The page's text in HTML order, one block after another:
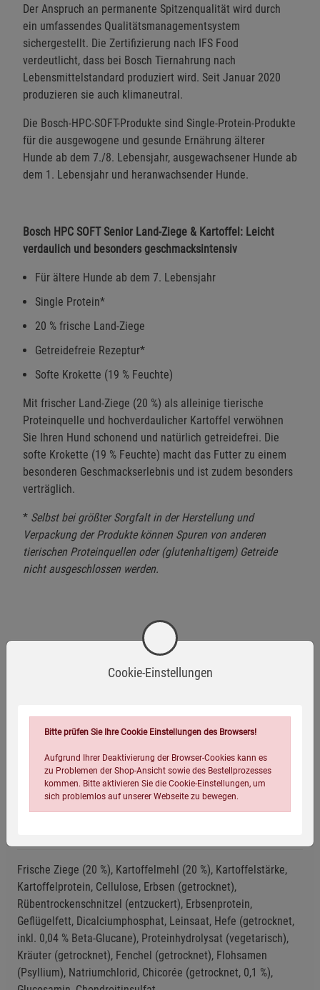
Der Anspruch an permanente Spitzenqualität wird durch
ein umfassendes Qualitätsmanagementsystem
sichergestellt. Die Zertifizierung nach IFS Food
verdeutlicht, dass bei Bosch Tiernahrung nach
Lebensmittelstandard produziert wird. Seit Januar 2020
produzieren sie auch klimaneutral.
Die Bosch-HPC-SOFT-Produkte sind Single-Protein-Produkte
für die ausgewogene und gesunde Ernährung älterer
Hunde ab dem 7./8. Lebensjahr, ausgewachsener Hunde ab
dem 1. Lebensjahr und heranwachsender Hunde.
Bosch HPC SOFT Senior Land-Ziege & Kartoffel: Leicht
verdaulich und besonders geschmacksintensiv
Für ältere Hunde ab dem 7. Lebensjahr
Single Protein*
20 % frische Land-Ziege
Getreidefreie Rezeptur*
Softe Krokette (19 % Feuchte)
Mit frischer Land-Ziege (20 %) als alleinige tierische
Proteinquelle und hochverdaulicher Kartoffel verwöhnen
Sie Ihren Hund schonend und natürlich getreidefrei. Die
softe Krokette (19 % Feuchte) macht das Futter zu einem
besonderen Geschmackserlebnis und ist zudem besonders
verträglich.
* Selbst bei größter Sorgfalt in der Herstellung und
Verpackung der Produkte können Spuren von anderen
tierischen Proteinquellen oder (glutenhaltigem) Getreide
nicht ausgeschlossen werden.
Zusammensetzung
Glutenfrei
Frische Ziege (20 %), Kartoffelmehl (20 %), Kartoffelstärke,
Kartoffelprotein, Cellulose, Erbsen (getrocknet),
Rübentrockenschnitzel (entzuckert), Erbsenprotein,
Geflügelfett, Dicalciumphosphat, Leinsaat, Hefe (getrocknet,
inkl. 0,04 % Beta-Glucane), Proteinhydrolysat (vegetarisch),
Kräuter (getrocknet), Fenchel (getrocknet), Flohsamen
(Psyllium), Natriumchlorid, Chicorée (getrocknet, 0,1 %),
Cookie-Einstellungen
Bitte prüfen Sie Ihre Cookie Einstellungen des Browsers!
Aufgrund Ihrer Deaktivierung der Browser-Cookies kann es
zu Problemen der Shop-Ansicht sowie des Bestellprozesses
kommen. Bitte aktivieren Sie die Cookie-Einstellungen, um
sich problemlos auf unserer Webseite zu bewegen.
Einstellungen speichern für die GruppeEinstellungen speichern für die Gruppe
Zurück Einstellungen speichern für die Gruppe
Einwilligung nicht erteilen